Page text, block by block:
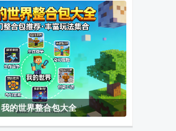
我的世界整合包大全